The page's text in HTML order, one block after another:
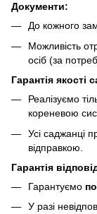
Документи:
До кожного
Можливість
осіб (за
Гарантія якості
Реалізуємо
кореневою
Усі саджанці
відправкою.
Гарантія
Гарантуємо
У разі